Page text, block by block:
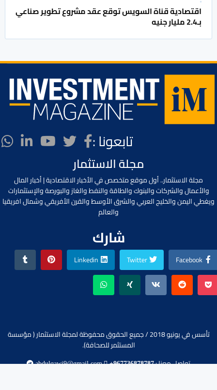
اقتصادية قناة السويس توقع عقد مشروع تطوير صناعي
بـ2.4 مليار جنيه
تابعونا :
مجلة الاستثمار
مجلة الاستثمار.. أول موقع متخصص في الأخبار الاقتصادية | أخبار المال
والأعمال والشركات والبنوك والطاقة والنفط والغاز والبورصة والإستثمارات
ويغطي اليمن والخليج العربي والشرق الأوسط والقرن الأفريقي وشمال افريقيا
والعالم
شارك
Facebook
Twitter
Linkedin
تأسس في يونيو 2018 / جميع الحقوق محفوظة لمجلة الاستثمار ( مؤسسة
المستثمر للصحافة).
تواصل معنا :+967736878787
abdulqawi9@gmail.com